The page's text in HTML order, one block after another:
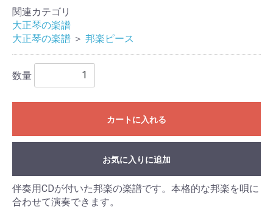
関連カテゴリ
大正琴の楽譜
大正琴の楽譜 ＞ 邦楽ピース
数量
カートに入れる
お気に入りに追加
伴奏用CDが付いた邦楽の楽譜です。本格的な邦楽を唄に
合わせて演奏できます。